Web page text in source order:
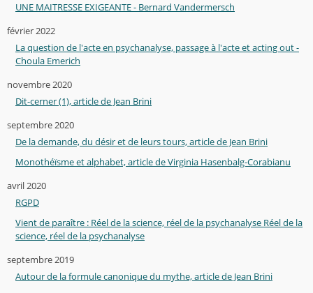
UNE MAITRESSE EXIGEANTE - Bernard Vandermersch
février 2022
La question de l'acte en psychanalyse, passage à l'acte et acting out -
Choula Emerich
novembre 2020
Dit-cerner (1), article de Jean Brini
septembre 2020
De la demande, du désir et de leurs tours, article de Jean Brini
Monothéïsme et alphabet, article de Virginia Hasenbalg-Corabianu
avril 2020
RGPD
Vient de paraître : Réel de la science, réel de la psychanalyse Réel de la
science, réel de la psychanalyse
septembre 2019
Autour de la formule canonique du mythe, article de Jean Brini